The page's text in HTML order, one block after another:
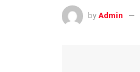
by Admin